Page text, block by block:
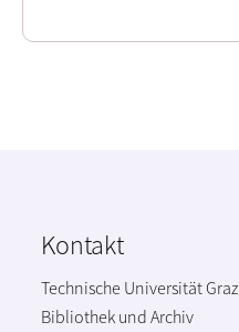
Kontakt
Technische Universität Graz
Bibliothek und Archiv